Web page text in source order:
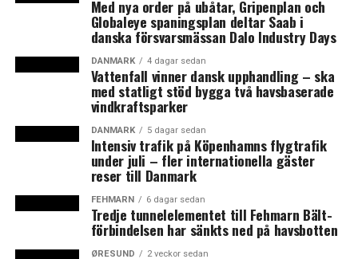
läggas ner och ersättas av sju myndighetsorganisationer
med specifika ansvarsområden och egen ledning. Fem av
de sju nya organisationerna, och därmed runt 1 500
arbetsplatser, placeras utanför Köpenhamn och fram
till 2021 kommer över 3 000 nya medarbetare
rekryteras. Regeringen har tillsatt sju miljarder danska
kronor till omorganiseringen.
– Det är en huvudprioritering för regeringen att
återuppbygga skatteväsendet, och idag presenteras en
ny organisering. Det blir ett skatteväsen utan Skat.
Istället kommer det sju nya och starka organisationer
som kan lösa de huvudsakliga uppgifterna bättre än
Med nya order på ubåtar, Gripenplan och
Globaleye spaningsplan deltar Saab i
danska försvarsmässan Dalo Industry Days
DANMARK 4 dagar sedan
Vattenfall vinner dansk upphandling – ska
med statligt stöd bygga två havsbaserade
vindkraftsparker
DANMARK 5 dagar sedan
Intensiv trafik på Köpenhamns flygtrafik
under juli – fler internationella gäster
reser till Danmark
FEHMARN 6 dagar sedan
Tredje tunnelelementet till Fehmarn Bält-
förbindelsen har sänkts ned på havsbotten
ØRESUND 2 veckor sedan